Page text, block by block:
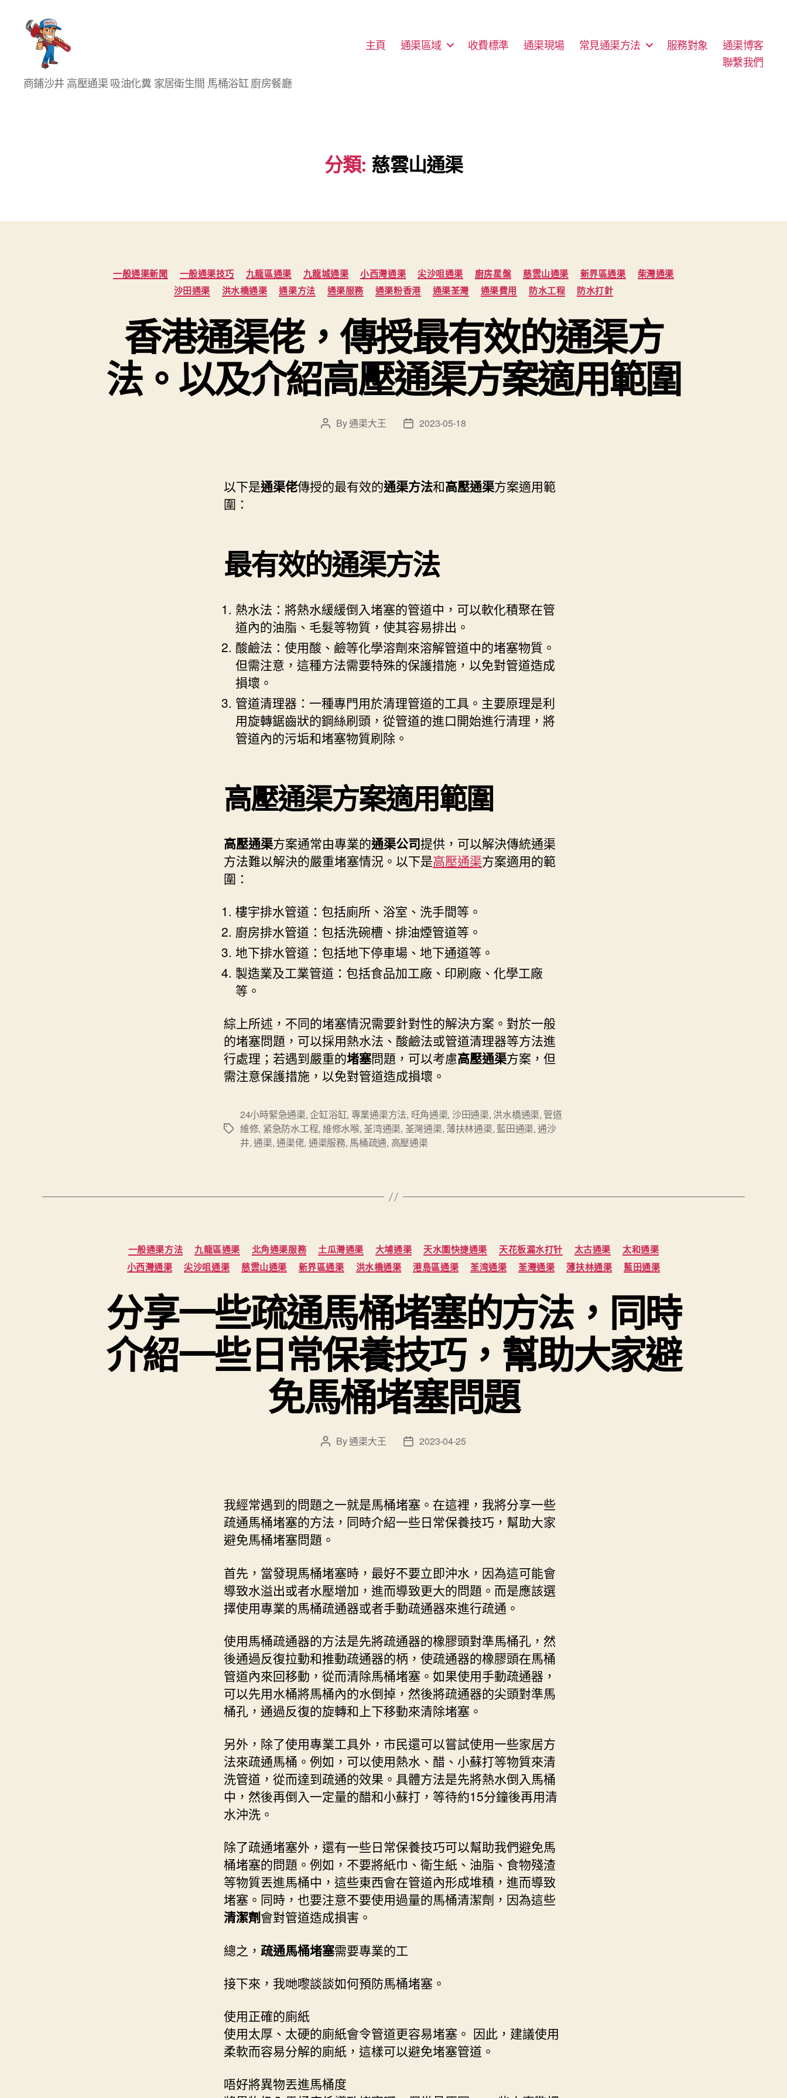
香
港
商鋪沙井 高壓通渠 吸油化糞 家居衛生間 馬桶浴缸 廚房餐廳
主頁 通渠區域 收費標準 通渠現場 常見通渠方法 服務對象
通渠博客
聯繫我們
分類: 慈雲山通渠
Categories
一般通渠新聞 一般通渠技巧 九龍區通渠 九龍城通渠 小西灣通渠 尖沙咀通渠 廚房星盤 慈雲山通渠 新界區通渠
柴灣通渠
沙田通渠
洪水橋通渠 通渠方法 通渠服務 通渠粉香港 通渠荃灣 通渠費用 防水工程 防水打針
香港通渠佬，傳授最有效的通渠方
法。以及介紹高壓通渠方案適用範圍
PostBy通渠大王
Post2023-05-18
以下是通渠佬傳授的最有效的通渠方法和高壓通渠方案適用範
圍：
最有效的通渠方法
熱水法：將熱水緩緩倒入堵塞的管道中，可以軟化積聚在管
道內的油脂、毛髮等物質，使其容易排出。
酸鹼法：使用酸、鹼等化學溶劑來溶解管道中的堵塞物質。
但需注意，這種方法需要特殊的保護措施，以免對管道造成
損壞。
管道清理器：一種專門用於清理管道的工具。主要原理是利
用旋轉鋸齒狀的鋼絲刷頭，從管道的進口開始進行清理，將
管道內的污垢和堵塞物質刷除。
高壓通渠方案適用範圍
高壓通渠方案通常由專業的通渠公司提供，可以解決傳統通渠
方法難以解決的嚴重堵塞情況。以下是高壓通渠方案適用的範
圍：
樓宇排水管道：包括廁所、浴室、洗手間等。
廚房排水管道：包括洗碗槽、排油煙管道等。
地下排水管道：包括地下停車場、地下通道等。
製造業及工業管道：包括食品加工廠、印刷廠、化學工廠
等。
綜上所述，不同的堵塞情況需要針對性的解決方案。對於一般
的堵塞問題，可以採用熱水法、酸鹼法或管道清理器等方法進
行處理；若遇到嚴重的堵塞問題，可以考慮高壓通渠方案，但
需注意保護措施，以免對管道造成損壞。
Tags
24小時緊急通渠,企缸浴缸, 專業通渠方法, 旺角通渠, 沙田通渠, 洪水橋通渠, 管道
維修, 紧急防水工程, 維修水喉, 荃湾通渠, 荃灣通渠, 薄扶林通渠, 藍田通渠,通沙
井,通渠,通渠佬, 通渠服務, 馬桶疏通, 高壓通渠
Categories
一般通渠方法 九龍區通渠 北角通渠服務 土瓜灣通渠 大埔通渠 天水圍快捷通渠 天花板漏水打针 太古通渠
太和通渠
小西灣通渠
尖沙咀通渠 慈雲山通渠 新界區通渠 洪水橋通渠 港島區通渠 荃湾通渠 荃灣通渠 薄扶林通渠 藍田通渠
分享一些疏通馬桶堵塞的方法，同時
介紹一些日常保養技巧，幫助大家避
免馬桶堵塞問題
PostBy通渠大王
Post2023-04-25
我經常遇到的問題之一就是馬桶堵塞。在這裡，我將分享一些
疏通馬桶堵塞的方法，同時介紹一些日常保養技巧，幫助大家
避免馬桶堵塞問題。
首先，當發現馬桶堵塞時，最好不要立即沖水，因為這可能會
導致水溢出或者水壓增加，進而導致更大的問題。而是應該選
擇使用專業的馬桶疏通器或者手動疏通器來進行疏通。
使用馬桶疏通器的方法是先將疏通器的橡膠頭對準馬桶孔，然
後通過反復拉動和推動疏通器的柄，使疏通器的橡膠頭在馬桶
管道內來回移動，從而清除馬桶堵塞。如果使用手動疏通器，
可以先用水桶將馬桶內的水倒掉，然後將疏通器的尖頭對準馬
桶孔，通過反復的旋轉和上下移動來清除堵塞。
另外，除了使用專業工具外，市民還可以嘗試使用一些家居方
法來疏通馬桶。例如，可以使用熱水、醋、小蘇打等物質來清
洗管道，從而達到疏通的效果。具體方法是先將熱水倒入馬桶
中，然後再倒入一定量的醋和小蘇打，等待約15分鐘後再用清
水沖洗。
除了疏通堵塞外，還有一些日常保養技巧可以幫助我們避免馬
桶堵塞的問題。例如，不要將紙巾、衛生紙、油脂、食物殘渣
等物質丟進馬桶中，這些東西會在管道內形成堆積，進而導致
堵塞。同時，也要注意不要使用過量的馬桶清潔劑，因為這些
清潔劑會對管道造成損害。
總之， 疏通馬桶堵塞需要專業的工
接下來，我哋嚟談談如何預防馬桶堵塞。
使用正確的廁紙
使用太厚、太硬的廁紙會令管道更容易堵塞。 因此，建議使用
柔軟而容易分解的廁紙，這樣可以避免堵塞管道。
唔好將異物丟進馬桶度